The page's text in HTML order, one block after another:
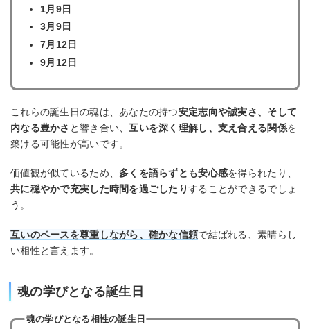
1月9日
3月9日
7月12日
9月12日
これらの誕生日の魂は、あなたの持つ安定志向や誠実さ、そして
内なる豊かさ と響き合い、互いを深く理解し、支え合える関係を
築ける可能性が高いです。
価値観が似ているため、 多くを語らずとも安心感を得られたり、
共に穏やかで充実した時間を過ごしたりすることができるでしょ
う。
互いのペースを尊重しながら、確かな信頼で結ばれる、素晴らし
い相性と言えます。
魂の学びとなる誕生日
魂の学びとなる相性の誕生日